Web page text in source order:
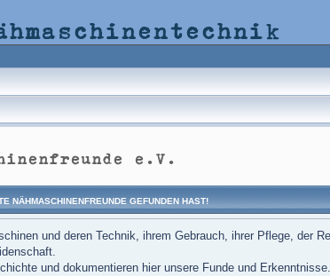
e.V.
NÄHMASCHINENFREUNDE GEFUNDEN HAST!
und deren Technik, ihrem Gebrauch, ihrer Pflege, der
und dokumentieren hier unsere Funde und Erkenntnisse.